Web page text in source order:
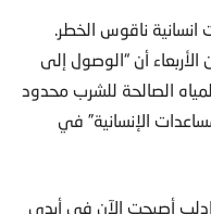
ناقوس الخطر.
أن “الوصول إلى
الصالحة للشرب محدود
الإنسانية” في
أصبحت الآن في أيدي